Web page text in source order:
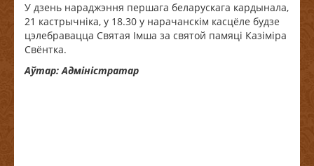
У дзень нараджэння першага беларускага кардынала,
21 кастрычніка, у 18.30 у нарачанскім касцёле будзе
цэлебравацца Святая Імша за святой памяці Казіміра
Свёнтка.
Аўтар: Адміністратар